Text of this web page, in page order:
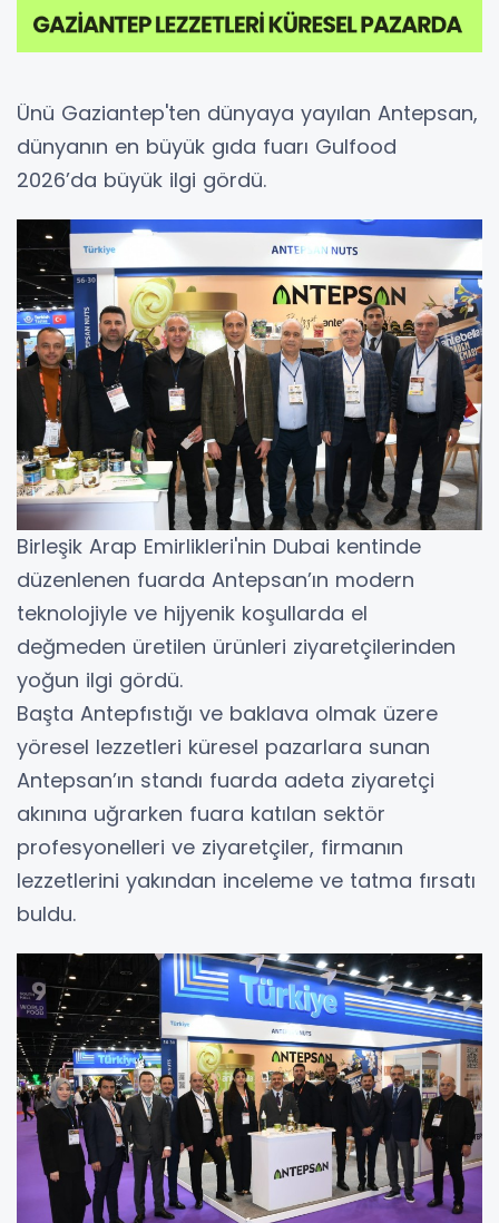
Ünü Gaziantep'ten dünyaya yayılan Antepsan,
dünyanın en büyük gıda fuarı Gulfood
2026’da büyük ilgi gördü.
Birleşik Arap Emirlikleri'nin Dubai kentinde
düzenlenen fuarda Antepsan’ın modern
teknolojiyle ve hijyenik koşullarda el
değmeden üretilen ürünleri ziyaretçilerinden
yoğun ilgi gördü.
Başta Antepfıstığı ve baklava olmak üzere
yöresel lezzetleri küresel pazarlara sunan
Antepsan’ın standı fuarda adeta ziyaretçi
akınına uğrarken fuara katılan sektör
profesyonelleri ve ziyaretçiler, firmanın
lezzetlerini yakından inceleme ve tatma fırsatı
buldu.